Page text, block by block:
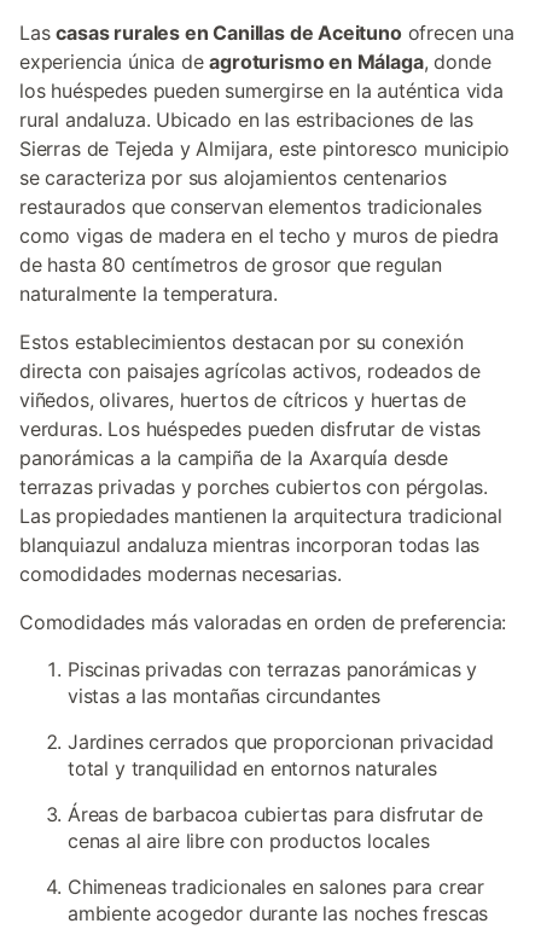
Lascasas rurales en Canillas de Aceitunoofrecen una
experiencia única deagroturismo en Málaga, donde
los huéspedes pueden sumergirse en la auténtica vida
rural andaluza. Ubicado en las estribaciones de las
Sierras de Tejeda y Almijara, este pintoresco municipio
se caracteriza por sus alojamientos centenarios
restaurados que conservan elementos tradicionales
como vigas de madera en el techo y muros de piedra
de hasta 80 centímetros de grosor que regulan
naturalmente la temperatura.
Estos establecimientos destacan por su conexión
directa con paisajes agrícolas activos, rodeados de
viñedos, olivares, huertos de cítricos y huertas de
verduras. Los huéspedes pueden disfrutar de vistas
panorámicas a la campiña de la Axarquía desde
terrazas privadas y porches cubiertos con pérgolas.
Las propiedades mantienen la arquitectura tradicional
blanquiazul andaluza mientras incorporan todas las
comodidades modernas necesarias.
Comodidades más valoradas en orden de preferencia:
Piscinas privadas con terrazas panorámicas y
vistas a las montañas circundantes
Jardines cerrados que proporcionan privacidad
total y tranquilidad en entornos naturales
Áreas de barbacoa cubiertas para disfrutar de
cenas al aire libre con productos locales
Chimeneas tradicionales en salones para crear
ambiente acogedor durante las noches frescas